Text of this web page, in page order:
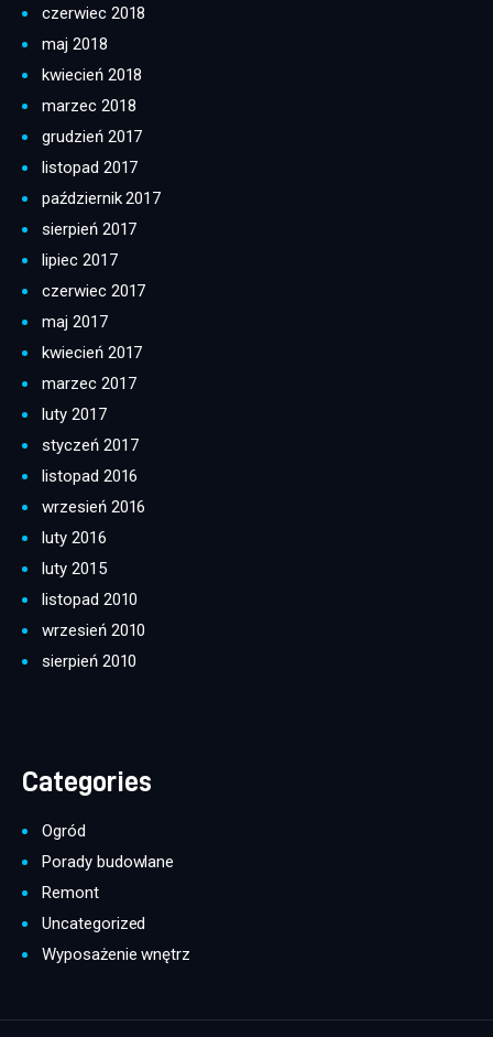
czerwiec 2018
maj 2018
kwiecień 2018
marzec 2018
grudzień 2017
listopad 2017
październik 2017
sierpień 2017
lipiec 2017
czerwiec 2017
maj 2017
kwiecień 2017
marzec 2017
luty 2017
styczeń 2017
listopad 2016
wrzesień 2016
luty 2016
luty 2015
listopad 2010
wrzesień 2010
sierpień 2010
Categories
Ogród
Porady budowlane
Remont
Uncategorized
Wyposażenie wnętrz